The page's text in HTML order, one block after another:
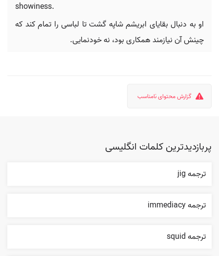
showiness.
او به دنبال بقایای ابریشم شاپه گشت تا لباسی را تمام کند که
چینش آن نیازمند همکاری بود، نه خودنمایی.
گزارش محتوای نامناسب
پربازدیدترین کلمات انگلیسی
ترجمه jig
ترجمه immediacy
ترجمه squid